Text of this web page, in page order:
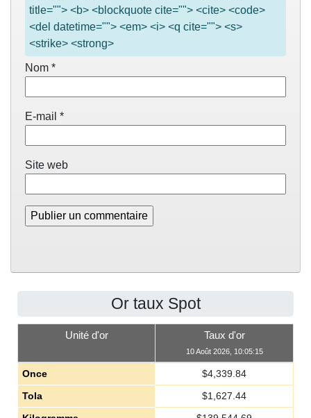
title=""> <b> <blockquote cite=""> <cite> <code>
<del datetime=""> <em> <i> <q cite=""> <s>
<strike> <strong>
Nom *
E-mail *
Site web
Or taux Spot
Unité d'or Taux d'or
10 Août 2026, 10:05:15
Once $4,339.84
Tola
$1,627.44